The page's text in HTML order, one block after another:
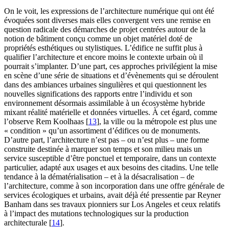
On le voit, les expressions de l’architecture numérique qui ont été
évoquées sont diverses mais elles convergent vers une remise en
question radicale des démarches de projet centrées autour de la
notion de bâtiment conçu comme un objet matériel doté de
propriétés esthétiques ou stylistiques. L’édifice ne suffit plus à
qualifier l’architecture et encore moins le contexte urbain où il
pourrait s’implanter. D’une part, ces approches privilégient la mise
en scène d’une série de situations et d’évènements qui se déroulent
dans des ambiances urbaines singulières et qui questionnent les
nouvelles significations des rapports entre l’individu et son
environnement désormais assimilable à un écosystème hybride
mixant réalité matérielle et données virtuelles. À cet égard, comme
l’observe Rem Koolhaas [13], la ville ou la métropole est plus une
« condition » qu’un assortiment d’édifices ou de monuments.
D’autre part, l’architecture n’est pas – ou n’est plus – une forme
construite destinée à marquer son temps et son milieu mais un
service susceptible d’être ponctuel et temporaire, dans un contexte
particulier, adapté aux usages et aux besoins des citadins. Une telle
tendance à la dématérialisation – et à la désacralisation – de
l’architecture, comme à son incorporation dans une offre générale de
services écologiques et urbains, avait déjà été pressentie par Reyner
Banham dans ses travaux pionniers sur Los Angeles et ceux relatifs
à l’impact des mutations technologiques sur la production
architecturale [14].